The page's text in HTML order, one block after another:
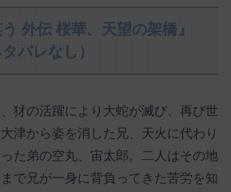
外伝 桜華、天望の架橋』
バレなし）
犲の活躍により大蛇が滅び、再び世
津から姿を消した兄、天火に代わり
た弟の空丸、宙太郎。二人はその地
で兄が一身に背負ってきた苦労を知